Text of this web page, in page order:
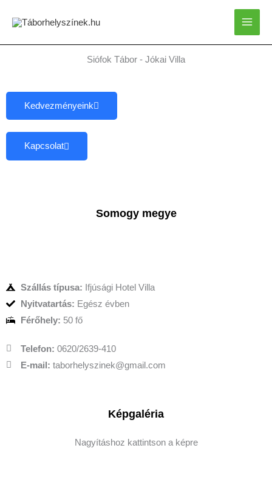
Siófok Tábor - Jókai Villa
Kedvezményeink
Kapcsolat
Somogy megye
Szállás típusa: Ifjúsági Hotel Villa
Nyitvatartás: Egész évben
Férőhely: 50 fő
Telefon: 0620/2639-410
E-mail: taborhelyszinek@gmail.com
Képgaléria
Nagyításhoz kattintson a képre